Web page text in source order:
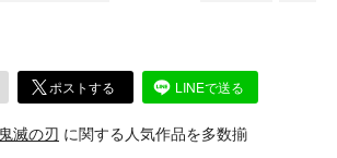
ポストする LINEで送る
鬼滅の刃 に関する人気作品を多数揃